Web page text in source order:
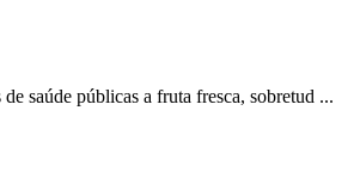
saúde públicas a fruta fresca, sobretud ...